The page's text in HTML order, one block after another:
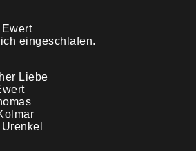
eingeschlafen.
Liebe